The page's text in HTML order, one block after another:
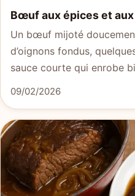
Bœuf aux épices et aux
Un bœuf mijoté
d’oignons fondus,
sauce courte qui enrobe
09/02/2026